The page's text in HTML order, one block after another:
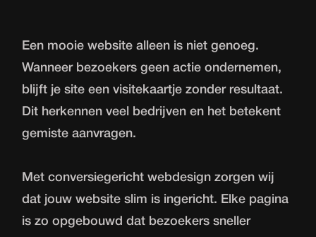
Een mooie website alleen is niet genoeg.
Wanneer bezoekers geen actie ondernemen,
blijft je site een visitekaartje zonder resultaat.
Dit herkennen veel bedrijven en het betekent
gemiste aanvragen.
Met conversiegericht webdesign zorgen wij
dat jouw website slim is ingericht. Elke pagina
is zo opgebouwd dat bezoekers sneller